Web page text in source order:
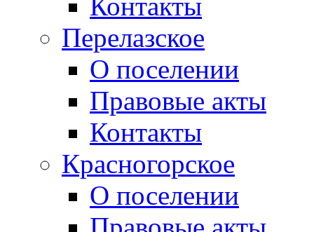
Перелазское
О поселении
Правовые акты
Контакты
Красногорское
О поселении